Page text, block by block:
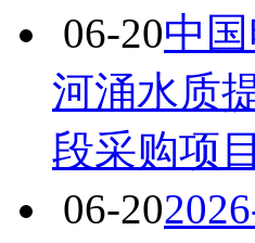
06-20中
河涌水质
段采购项
06-20